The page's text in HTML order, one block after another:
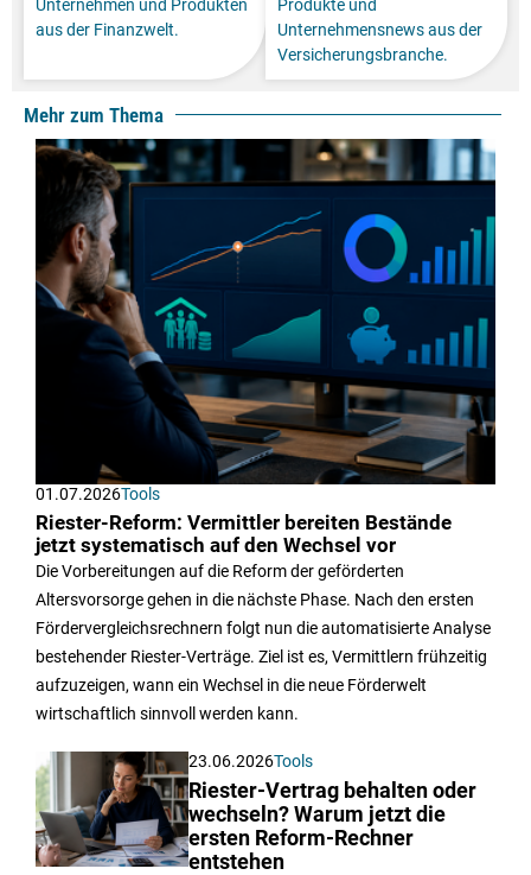
Unternehmen und Produkten
aus der Finanzwelt.
Produkte und
Unternehmensnews aus der
Versicherungsbranche.
Mehr zum Thema
01.07.2026Tools
Riester-Reform: Vermittler bereiten Bestände
jetzt systematisch auf den Wechsel vor
Die Vorbereitungen auf die Reform der geförderten
Altersvorsorge gehen in die nächste Phase. Nach den ersten
Fördervergleichsrechnern folgt nun die automatisierte Analyse
bestehender Riester-Verträge. Ziel ist es, Vermittlern frühzeitig
aufzuzeigen, wann ein Wechsel in die neue Förderwelt
wirtschaftlich sinnvoll werden kann.
23.06.2026Tools
Riester-Vertrag behalten oder
wechseln? Warum jetzt die
ersten Reform-Rechner
entstehen